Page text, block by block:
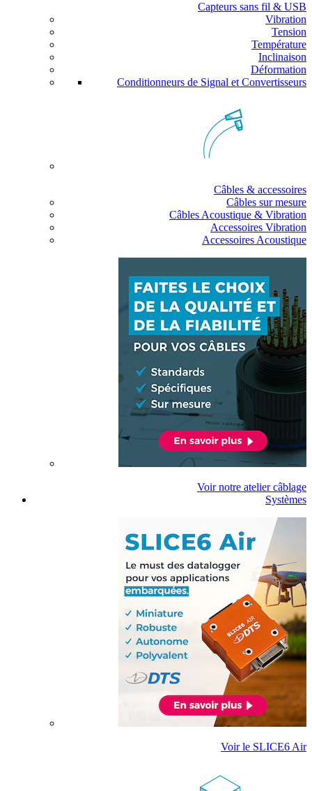
Capteurs sans fil & USB
Vibration
Tension
Température
Inclinaison
Déformation
Conditionneurs de Signal et Convertisseurs
Câbles & accessoires
Câbles sur mesure
Câbles Acoustique & Vibration
Accessoires Vibration
Accessoires Acoustique
Voir notre atelier câblage
Systèmes
Voir le SLICE6 Air